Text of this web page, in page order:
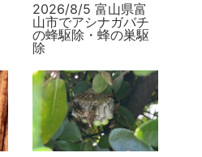
2026/8/5 富山県富
山市でアシナガバチ
の蜂駆除・蜂の巣駆
除